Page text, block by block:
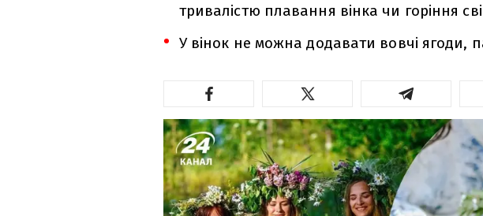
тривалістю плавання вінка чи горіння
У вінок не можна додавати вовчі ягоди,